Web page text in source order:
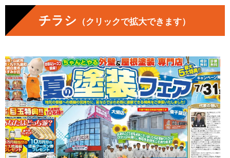
チラシ （クリックで拡大できます）